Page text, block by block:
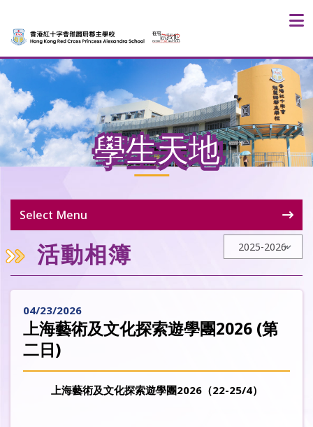
學生天地
Select Menu
活動相簿
04/23/2026
上海藝術及文化探索遊學團2026 (第
二日)
上海藝術及文化探索遊學團2026（22-25/4）